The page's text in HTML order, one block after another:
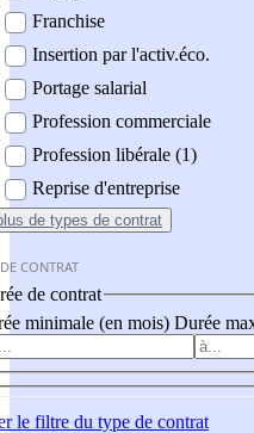
Franchise
Insertion par l'activ.éco.
Portage salarial
Profession commerciale
Profession libérale (1)
Reprise d'entreprise
de types de contrat
CONTRAT
de contrat
minimale (en mois) Durée
le filtre du type de contrat